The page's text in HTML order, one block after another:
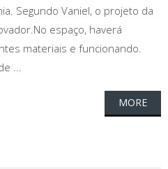
Segundo Vaniel, o projeto da
espaço, haverá
materiais e funcionando.
...
MORE